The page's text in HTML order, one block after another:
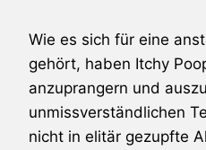
Wie es sich für eine
gehört, haben Itchy
anzuprangern und
unmissverständlichen
nicht in elitär gezupfte